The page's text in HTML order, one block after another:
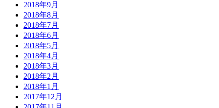
2018年9月
2018年8月
2018年7月
2018年6月
2018年5月
2018年4月
2018年3月
2018年2月
2018年1月
2017年12月